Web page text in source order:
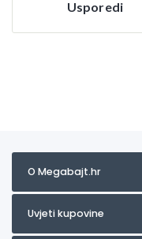
Usporedi
O Megabajt.hr
Uvjeti kupovine